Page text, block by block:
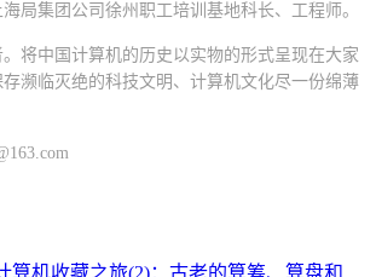
局集团公司徐州职工培训基地科长、工程师。
将中国计算机的历史以实物的形式呈现在大家
存濒临灭绝的科技文明、计算机文化尽一份绵薄